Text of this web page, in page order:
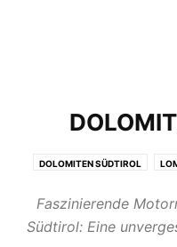
DOLOMITEN SÜDTIROL
Faszinierende
Südtirol: Eine